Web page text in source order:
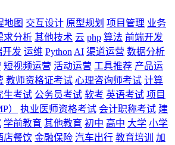
地图 交互设计 原型规划 项目管理 业务
求分析 其他技术 云 php 算法 前端开发
开发 运维 Python AI 渠道运营 数据分析
短视频运营 活动运营 工具推荐 产品运
教师资格证考试 心理咨询师考试 计算
生考试 公务员考试 软考 英语考试 项目
）
执业医师资格考试 会计职称考试 建
学前教育 其他教育 初中 高中 大学 小学
店餐饮 金融保险 汽车出行 教育培训
加